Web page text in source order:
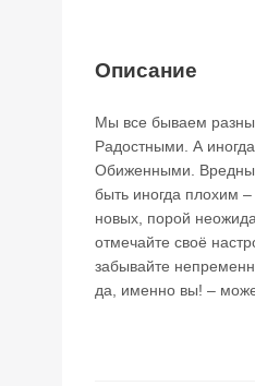
Описание
Мы все бываем
Радостными. А
Обиженными.
быть иногда плохим
новых, порой
отмечайте своё
забывайте
да, именно вы! –